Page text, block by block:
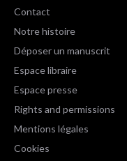
Contact
Notre histoire
Déposer un manuscrit
Espace libraire
Espace presse
Rights and permissions
Mentions légales
Cookies